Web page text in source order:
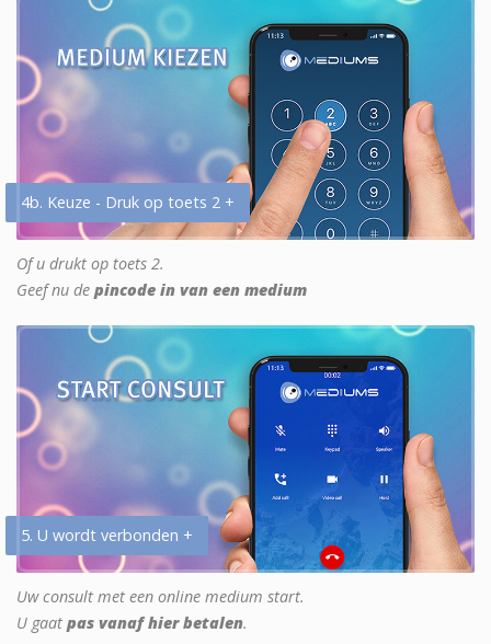
4b. Keuze - Druk op toets 2 +
Of u drukt op toets 2.
Geef nu de pincode in van een medium
5. U wordt verbonden +
Uw consult met een online medium start.
U gaat pas vanaf hier betalen.